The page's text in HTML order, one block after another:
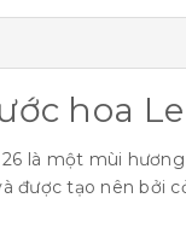
hoa
là một mùi
được tạo nên bởi